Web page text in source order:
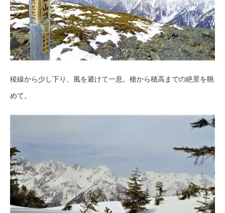
稜線から少し下り、風を避けて一息。槍から穂高までの絶景を眺
めて。